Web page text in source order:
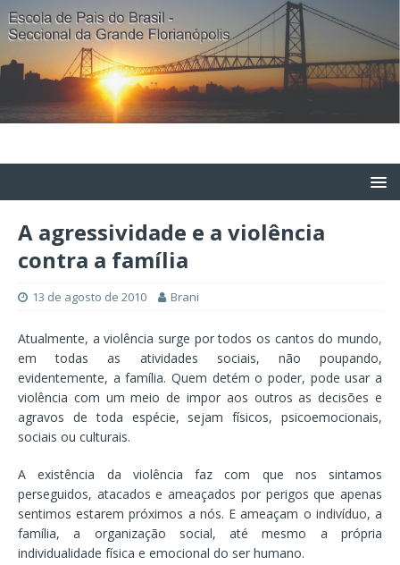
A agressividade e a violência
contra a família
13 de agosto de 2010 Brani
Atualmente, a violência surge por todos os cantos do mundo,
em todas as atividades sociais, não poupando,
evidentemente, a família. Quem detém o poder, pode usar a
violência com um meio de impor aos outros as decisões e
agravos de toda espécie, sejam físicos, psicoemocionais,
sociais ou culturais.
A existência da violência faz com que nos sintamos
perseguidos, atacados e ameaçados por perigos que apenas
sentimos estarem próximos a nós. E ameaçam o indivíduo, a
família, a organização social, até mesmo a própria
individualidade física e emocional do ser humano.